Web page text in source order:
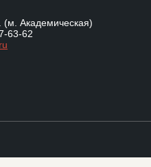
(м. Академическая)
63-62